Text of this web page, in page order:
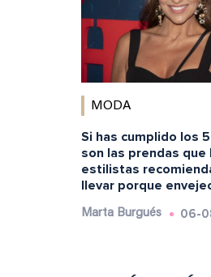
MODA
Si has cumplido los
son las prendas que
estilistas
llevar porque
Marta Burgués 06-